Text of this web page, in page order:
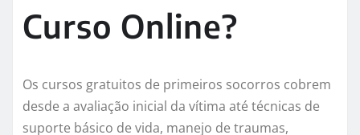
Curso Online?
Os cursos gratuitos de primeiros socorros cobrem
desde a avaliação inicial da vítima até técnicas de
suporte básico de vida, manejo de traumas,